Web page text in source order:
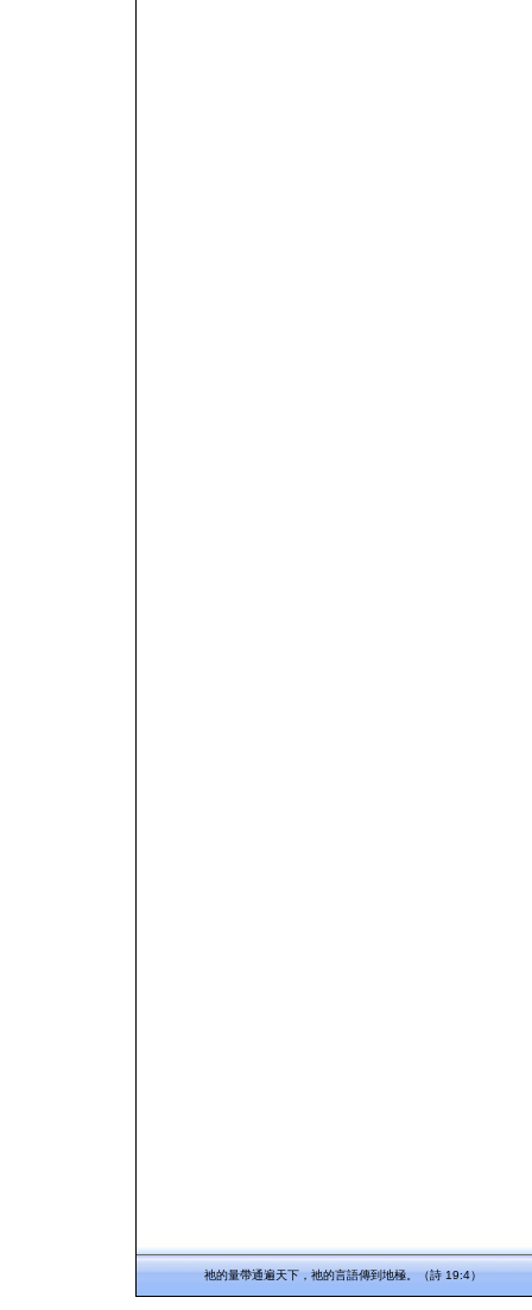
祂的量帶通遍天下，祂的言語傳到地極。（詩 19:4）